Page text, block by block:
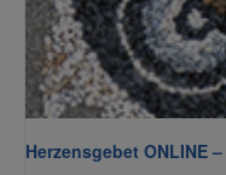
Herzensgebet ONLINE